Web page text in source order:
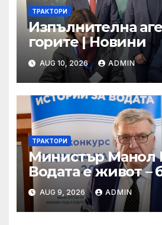
ТРАКТОРИ
Изпълнителна
горите | Новини
AUG 10, 2026 ADMIN
ТРАКТОРИ
Министър Манол
Водата е живот –
дар, който трябва
и ценим всеки ден!
AUG 9, 2026 ADMIN